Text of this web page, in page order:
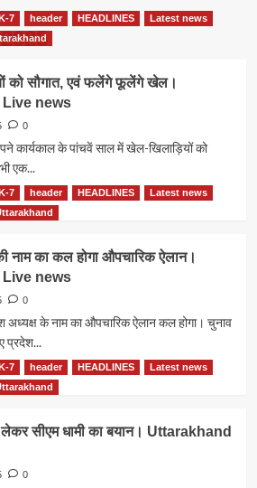
7 header HEADLINES
Latest news
को सौगात, एवं फलेंगे फूलेंगे खेल।
news
0
कार्यकाल के पांचवें साल में खेल-खिलाड़ियों को
एक...
7 header HEADLINES
Latest news
नाम का कल होगा औपचारिक ऐलान।
news
0
अध्यक्ष के नाम का औपचारिक ऐलान कल होगा। चुनाव
प्रदेश...
7 header HEADLINES
Latest news
लेकर सीएम धामी का बयान। Uttarakhand
0